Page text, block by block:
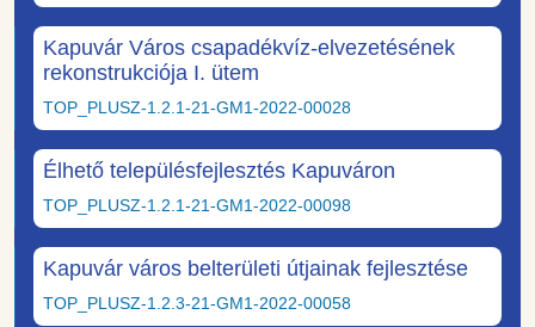
Kapuvár Város csapadékvíz-elvezetésének
rekonstrukciója I. ütem
TOP_PLUSZ-1.2.1-21-GM1-2022-00028
Élhető településfejlesztés Kapuváron
TOP_PLUSZ-1.2.1-21-GM1-2022-00098
Kapuvár város belterületi útjainak fejlesztése
TOP_PLUSZ-1.2.3-21-GM1-2022-00058